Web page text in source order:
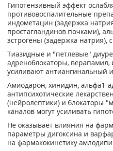
Гипотензивный эффект
противовоспалительные
индометацин (задержка
простагландинов почками),
эстрогены (задержка натрия),
Тиазидные и "петлевые"
адреноблокаторы,
усиливают антиангинальный
Амиодарон, хинидин, альфа1-
антипсихотические
(нейролептики) и блокаторы
каналов могут усиливать
Не оказывает влияния на
параметры дигоксина и
на фармакокинетику